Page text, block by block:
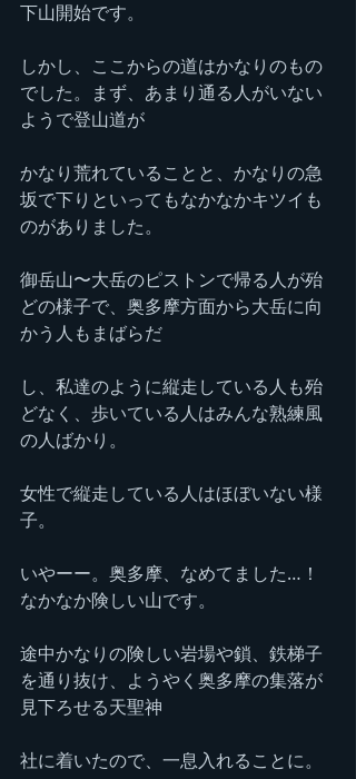
下山開始です。
しかし、ここからの道はかなりのもの
でした。まず、あまり通る人がいない
ようで登山道が
かなり荒れていることと、かなりの急
坂で下りといってもなかなかキツイも
のがありました。
御岳山〜大岳のピストンで帰る人が殆
どの様子で、奥多摩方面から大岳に向
かう人もまばらだ
し、私達のように縦走している人も殆
どなく、歩いている人はみんな熟練風
の人ばかり。
女性で縦走している人はほぼいない様
子。
いやーー。奥多摩、なめてました…！
なかなか険しい山です。
途中かなりの険しい岩場や鎖、鉄梯子
を通り抜け、ようやく奥多摩の集落が
見下ろせる天聖神
社に着いたので、一息入れることに。